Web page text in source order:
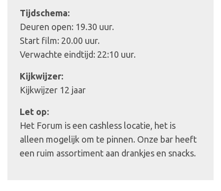
Tijdschema:
Deuren open: 19.30 uur.
Start film: 20.00 uur.
Verwachte eindtijd: 22:10 uur.
Kijkwijzer:
Kijkwijzer 12 jaar
Let op:
Het Forum is een cashless locatie, het is
alleen mogelijk om te pinnen. Onze bar heeft
een ruim assortiment aan drankjes en snacks.